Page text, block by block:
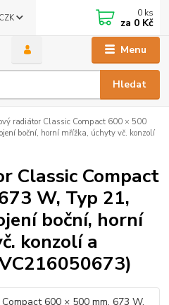
Menu
CZK
Hledat
0 ks
za 0 Kč
radiátor Classic Compact 600 × 500
boční, horní mřížka, úchyty vč. konzolí
Classic Compact
W, Typ 21,
boční, horní
konzolí a